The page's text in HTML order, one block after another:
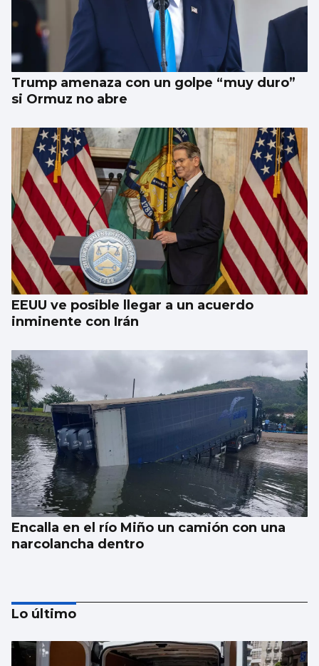
Trump amenaza con un golpe “muy duro”
si Ormuz no abre
EEUU ve posible llegar a un acuerdo
inminente con Irán
Encalla en el río Miño un camión con una
narcolancha dentro
Lo último